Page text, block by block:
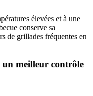
élevées et à une
conserve sa
de grillades fréquentes en
un meilleur contrôle